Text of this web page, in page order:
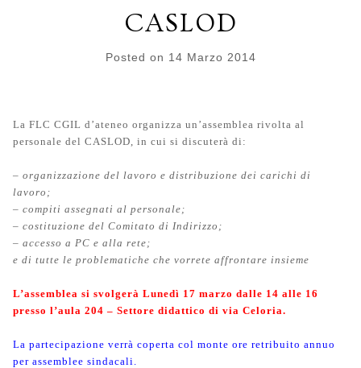
CASLOD
Posted on 14 Marzo 2014
La FLC CGIL d’ateneo organizza un’assemblea rivolta al
personale del CASLOD, in cui si discuterà di:
– organizzazione del lavoro e distribuzione dei carichi di
lavoro;
– compiti assegnati al personale;
– costituzione del Comitato di Indirizzo;
– accesso a PC e alla rete;
e di tutte le problematiche che vorrete affrontare insieme
L’assemblea si svolgerà Lunedì 17 marzo dalle 14 alle 16
presso l’aula 204 – Settore didattico di via Celoria.
La partecipazione verrà coperta col monte ore retribuito annuo
per assemblee sindacali.